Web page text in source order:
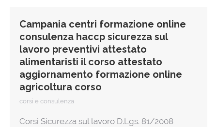
Campania centri formazione online
consulenza haccp sicurezza sul
lavoro preventivi attestato
alimentaristi il corso attestato
aggiornamento formazione online
agricoltura corso
corsi e consulenza
Corsi Sicurezza sul lavoro D.Lgs. 81/2008